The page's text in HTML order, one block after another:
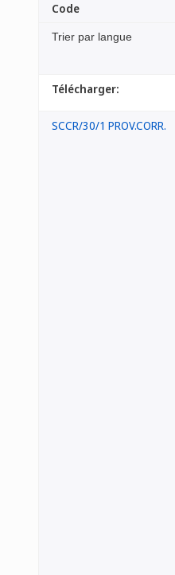
Trier par langue
Télécharger:
Code
SCCR/30/1 PROV.CORR.